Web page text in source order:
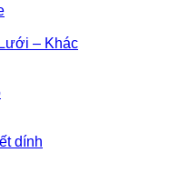
– Khác
dính